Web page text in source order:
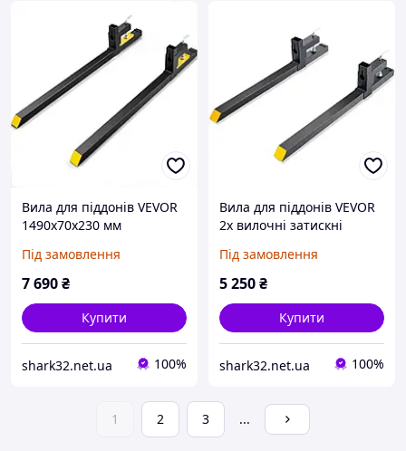
Вила для піддонів VEVOR
1490x70x230 мм
907 кг Загальна довжина
вил 149 см з лезом вил
Під замовлення
7 690₴
Купити
shark32.net.ua 100%
Вила для піддонів VEVOR
2х вилочні затискні
Вантажопідйомність вил
907кг Загальна довжина
Під замовлення
5 250₴
Купити
shark32.net.ua 100%
1 2 3 ...